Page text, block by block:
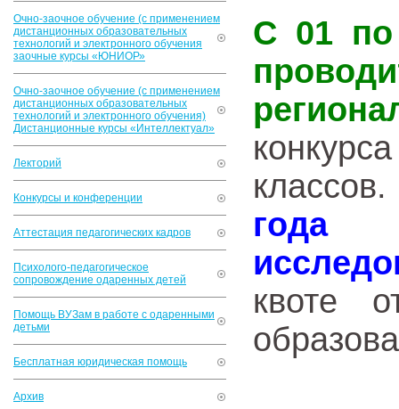
Очно-заочное обучение (с применением
дистанционных образовательных
технологий и электронного обучения
заочные курсы «ЮНИОР»
Очно-заочное обучение (с применением
дистанционных образовательных
технологий и электронного обучения)
Дистанционные курсы «Интеллектуал»
Лекторий
Конкурсы и конференции
Аттестация педагогических кадров
Психолого-педагогическое
сопровождение одаренных детей
Помощь ВУЗам в работе с одаренными
детьми
Бесплатная юридическая помощь
Архив
С 01 по
года
квоте